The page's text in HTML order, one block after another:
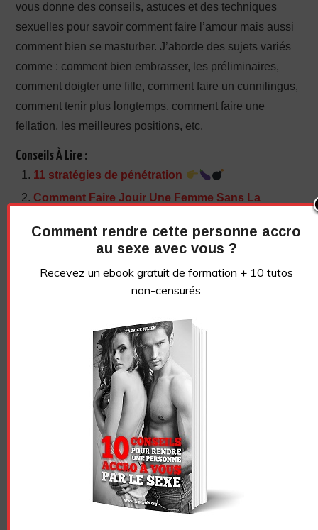
vous donne des conseils, astuces et des techniques
sexuelles pour savoir comment faire l’amour mais aussi
comment bien se masturber. J’aborde des sujets variés
comme : comment bien embrasser, les préliminaires,
comment doigter une fille, comment faire un cunnilingus,
comment tenir plus longtemps, comment faire une
fellation, les meilleures positions, etc.
Conseils À Lire :
11 stratégies de pénétration
Comment Faire Jouir Une Femme Sans La
Comment faire mouiller une femme ?
Les 10 MEILLEURES POSITIONS pour la
PENETRATION VAGINALE
NE PERDONS PAS CONTACT !
Abonnez-vous à la
newsletter
Recevez un ebook de conseils gratuit + 10 tutos
vidéos sans censure
Comment rendre cette personne accro
au sexe avec vous ?
Recevez un ebook gratuit de formation + 10 tutos
non-censurés